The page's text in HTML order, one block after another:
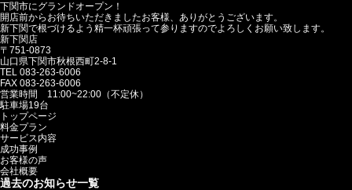
下関市にグランドオープン！
開店前からお待ちいただきましたお客様、ありがとうございます。
新下関で根づけるよう精一杯頑張って参りますのでよろしくお願い致します。
新下関店
〒751-0873
山口県下関市秋根西町2-8-1
TEL 083-263-6006
FAX 083-263-6006
営業時間 11:00~22:00（不定休）
駐車場19台
トップページ
料金プラン
サービス内容
成功事例
お客様の声
会社概要
過去のお知らせ一覧